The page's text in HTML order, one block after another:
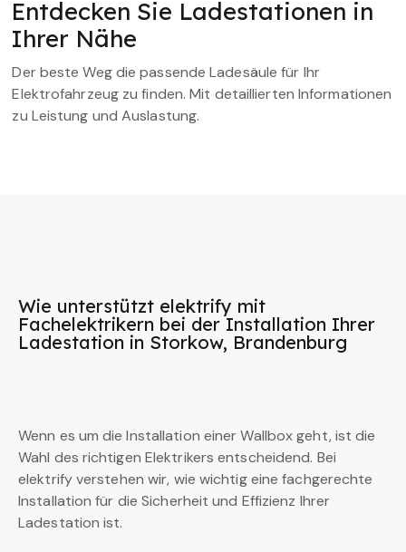
Entdecken Sie Ladestationen in
Ihrer Nähe
Der beste Weg die passende Ladesäule für Ihr
Elektrofahrzeug zu finden. Mit detaillierten Informationen
zu Leistung und Auslastung.
Wie unterstützt elektrify mit
Fachelektrikern bei der Installation Ihrer
Ladestation in Storkow, Brandenburg
Wenn es um die Installation einer Wallbox geht, ist die
Wahl des richtigen Elektrikers entscheidend. Bei
elektrify verstehen wir, wie wichtig eine fachgerechte
Installation für die Sicherheit und Effizienz Ihrer
Ladestation ist.